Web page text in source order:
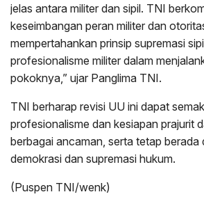
jelas antara militer dan sipil. TNI
keseimbangan peran militer dan
mempertahankan prinsip supremasi
profesionalisme militer dalam
pokoknya,” ujar Panglima TNI.
TNI berharap revisi UU ini dapat
profesionalisme dan kesiapan prajurit
berbagai ancaman, serta tetap berada
demokrasi dan supremasi hukum.
(Puspen TNI/wenk)